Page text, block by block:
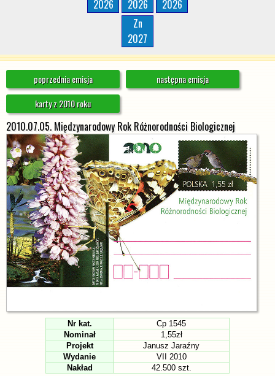
2026
2026
2026
Zn
2027
poprzednia emisja
następna emisja
karty z 2010 roku
2010.07.05. Międzynarodowy Rok Różnorodności Biologicznej
Nr kat.
Cp 1545
Nominał
1,55zł
Projekt
Janusz Jaraźny
Wydanie
VII 2010
Nakład
42.500 szt.